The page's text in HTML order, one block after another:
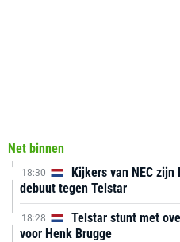
Net binnen
18:30
Kijkers van NEC zijn
debuut tegen Telstar
18:28
Telstar stunt met
voor Henk Brugge